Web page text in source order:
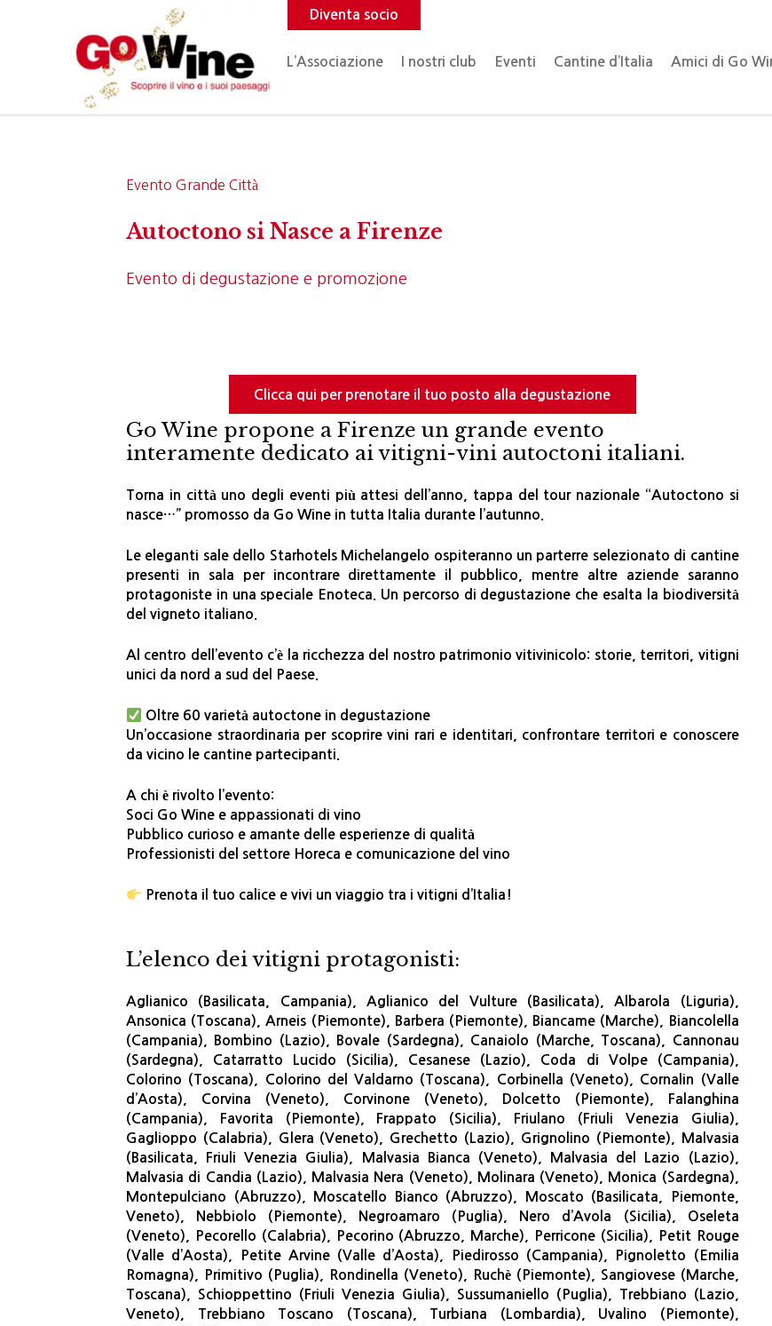
Diventa socio
L’Associazione I nostri club Eventi Cantine d’Italia Amici di Go
Evento Grande Città
Autoctono si Nasce a Firenze
Evento di degustazione e promozione
Clicca qui per prenotare il tuo posto alla degustazione
Go Wine propone a Firenze un grande evento
interamente dedicato ai vitigni-vini autoctoni italiani.
Torna in città uno degli eventi più attesi dell’anno, tappa del tour nazionale “Autoctono si
nasce…” promosso da Go Wine in tutta Italia durante l’autunno.
Le eleganti sale dello Starhotels Michelangelo ospiteranno un parterre selezionato di cantine
presenti in sala per incontrare direttamente il pubblico, mentre altre aziende saranno
protagoniste in una speciale Enoteca. Un percorso di degustazione che esalta la biodiversità
del vigneto italiano.
Al centro dell’evento c’è la ricchezza del nostro patrimonio vitivinicolo: storie, territori, vitigni
unici da nord a sud del Paese.
Oltre 60 varietà autoctone in degustazione
Un’occasione straordinaria per scoprire vini rari e identitari, confrontare territori e conoscere
da vicino le cantine partecipanti.
A chi è rivolto l’evento:
Soci Go Wine e appassionati di vino
Pubblico curioso e amante delle esperienze di qualità
Professionisti del settore Horeca e comunicazione del vino
Prenota il tuo calice e vivi un viaggio tra i vitigni d’Italia!
L’elenco dei vitigni protagonisti:
Aglianico (Basilicata, Campania), Aglianico del Vulture (Basilicata), Albarola (Liguria),
Ansonica (Toscana), Arneis (Piemonte), Barbera (Piemonte), Biancame (Marche), Biancolella
(Campania), Bombino (Lazio), Bovale (Sardegna), Canaiolo (Marche, Toscana), Cannonau
(Sardegna), Catarratto Lucido (Sicilia), Cesanese (Lazio), Coda di Volpe (Campania),
Colorino (Toscana), Colorino del Valdarno (Toscana), Corbinella (Veneto), Cornalin (Valle
d’Aosta), Corvina (Veneto), Corvinone (Veneto), Dolcetto (Piemonte), Falanghina
(Campania), Favorita (Piemonte), Frappato (Sicilia), Friulano (Friuli Venezia Giulia),
Gaglioppo (Calabria), Glera (Veneto), Grechetto (Lazio), Grignolino (Piemonte), Malvasia
(Basilicata, Friuli Venezia Giulia), Malvasia Bianca (Veneto), Malvasia del Lazio (Lazio),
Malvasia di Candia (Lazio), Malvasia Nera (Veneto), Molinara (Veneto), Monica (Sardegna),
Montepulciano (Abruzzo), Moscatello Bianco (Abruzzo), Moscato (Basilicata, Piemonte,
Veneto), Nebbiolo (Piemonte), Negroamaro (Puglia), Nero d’Avola (Sicilia), Oseleta
(Veneto), Pecorello (Calabria), Pecorino (Abruzzo, Marche), Perricone (Sicilia), Petit Rouge
(Valle d’Aosta), Petite Arvine (Valle d’Aosta), Piedirosso (Campania), Pignoletto (Emilia
Romagna), Primitivo (Puglia), Rondinella (Veneto), Ruchè (Piemonte), Sangiovese (Marche,
Toscana), Schioppettino (Friuli Venezia Giulia), Sussumaniello (Puglia), Trebbiano (Lazio,
Veneto), Trebbiano Toscano (Toscana), Turbiana (Lombardia), Uvalino (Piemonte),